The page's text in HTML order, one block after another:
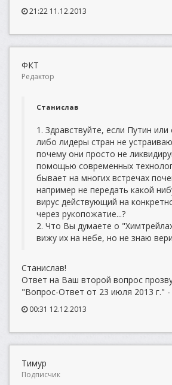
21:22 11.12.2013
ФКТ
Редактор
Станислав
1. Здравствуйте, если Путин
либо лидеры стран не
почему они просто не
помощью современных
бывает на многих встречах
например не передать какой
вирус действующий на
через рукопожатие...?
2. Что Вы думаете о
вижу их на небе, но не знаю
Станислав!
Ответ на Ваш второй вопрос
"Вопрос-Ответ от 23 июля 2013 г." -
00:31 12.12.2013
Тимур
Подписчик